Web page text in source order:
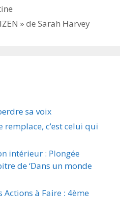
» de Sarah Harvey
sa voix
remplace, c’est celui qui
intérieur : Plongée
de ‘Dans un monde
Actions à Faire : 4ème